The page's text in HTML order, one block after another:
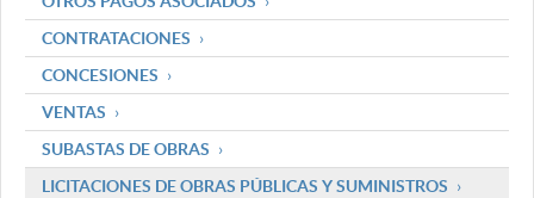
CONTRATACIONES
CONCESIONES
VENTAS
SUBASTAS DE OBRAS
LICITACIONES DE OBRAS PÚBLICAS Y SUMINISTROS